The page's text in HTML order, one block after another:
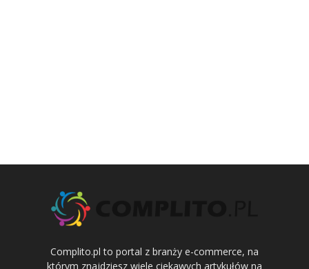
Complito.pl to portal z branży e-commerce, na
którym znajdziesz wiele ciekawych artykułów na